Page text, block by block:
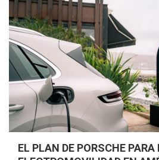
EL PLAN DE PORSCHE PARA